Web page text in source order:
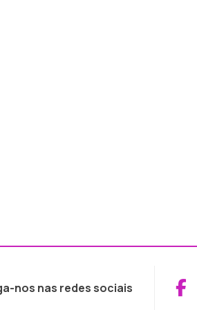
nos nas redes sociais